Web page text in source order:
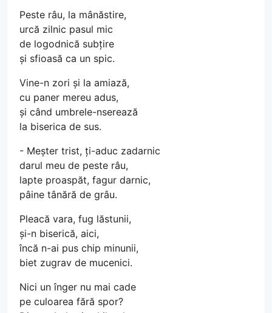
Peste râu, la mânăstire,
urcă zilnic pasul mic
de logodnică subțire
și sfioasă ca un spic.
Vine-n zori și la amiază,
cu paner mereu adus,
și când umbrele-nserează
la biserica de sus.
- Meșter trist, ți-aduc zadarnic
darul meu de peste râu,
lapte proaspăt, fagur darnic,
pâine tânără de grâu.
Pleacă vara, fug lăstunii,
și-n biserică, aici,
încă n-ai pus chip minunii,
biet zugrav de mucenici.
Nici un înger nu mai cade
pe culoarea fără spor?